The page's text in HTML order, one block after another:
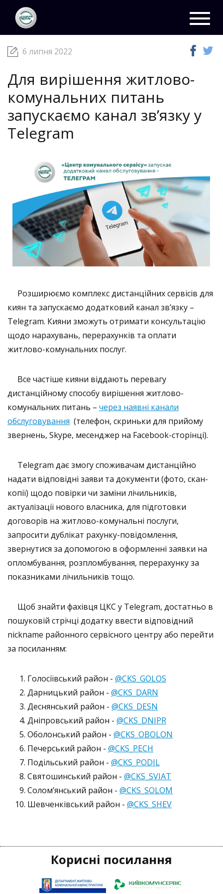
ЦКС
6 липня 2022
Для вирішення житлово-
комунальних питань
запускаємо канал зв’язку у
Telegram
Розширюємо комплекс дистанційних сервісів для
киян та запускаємо додатковий канал зв’язку –
Telegram. Кияни зможуть отримати консультацію
щодо нарахувань, перерахунків та оплати
житлово-комунальних послуг.
Все частіше кияни віддають перевагу
дистанційному способу вирішення житлово-
комунальних питань – через наявні канали
обслуговування (телефон, скриньки для прийому
звернень, Skype, месенджер на Facebook-сторінці).
Telegram дає змогу споживачам дистанційно
надати відповідні заяви та документи (фото, скан-
копії) щодо повірки чи заміни лічильників,
актуалізації нового власника, для підготовки
договорів на житлово-комунальні послуги,
запросити дублікат рахунку-повідомлення,
звернутися за допомогою в оформленні заявки на
опломбування, розпломбування, перерахунку за
показниками лічильників тощо.
Щоб знайти фахівця ЦКС у Telegram, достатньо в
пошуковій стрічці додатку ввести відповідний
nickname районного сервісного центру або перейти
за посиланням:
Голосіївський район - @CKS_GOLOS
Дарницький район - @CKS_DARN
Деснянський район - @CKS_DESN
Дніпровський район - @CKS_DNIPR
Оболонський район - @CKS_OBOLON
Печерський район - @CKS_PECH
Подільський район - @CKS_PODIL
Святошинський район - @CKS_SVIAT
Солом’янський район - @CKS_SOLOM
Шевченківський район - @CKS_SHEV
Корисні посилання